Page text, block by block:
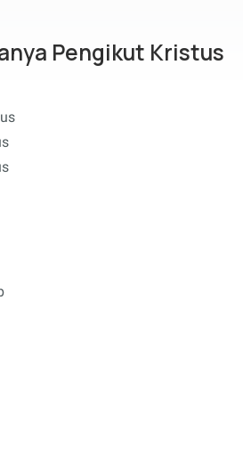
Pengikut Kristus